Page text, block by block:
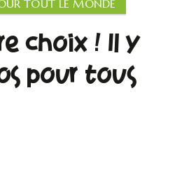
TOUT LE MONDE
choix ! Il y
pour tous